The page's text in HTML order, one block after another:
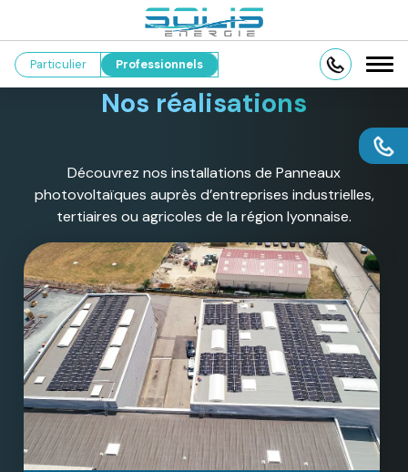
Particulier Professionnels
Nos réalisations
Découvrez nos installations de Panneaux
photovoltaïques auprès d’entreprises industrielles,
tertiaires ou agricoles de la région lyonnaise.